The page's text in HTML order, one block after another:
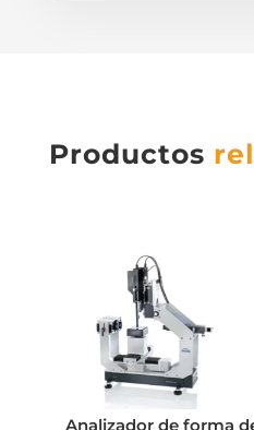
Productos
Analizador de forma